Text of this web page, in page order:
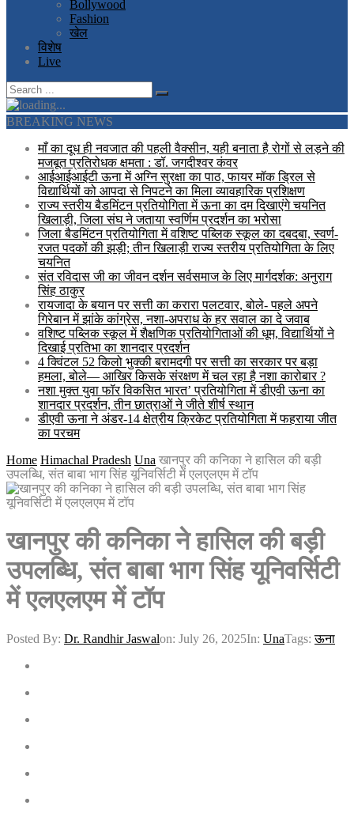
Bollywood
Fashion
खेल
विशेष
Live
BREAKING NEWS
माँ का दूध ही नवजात की पहली वैक्सीन, यही बनाता है रोगों से लड़ने की
मजबूत प्रतिरोधक क्षमता : डॉ. जगदीश्वर कंवर
आईआईआईटी ऊना में अग्नि सुरक्षा का पाठ, फायर मॉक ड्रिल से
विद्यार्थियों को आपदा से निपटने का मिला व्यावहारिक प्रशिक्षण
राज्य स्तरीय बैडमिंटन प्रतियोगिता में ऊना का दम दिखाएंगे चयनित
खिलाड़ी, जिला संघ ने जताया स्वर्णिम प्रदर्शन का भरोसा
जिला बैडमिंटन प्रतियोगिता में वशिष्ट पब्लिक स्कूल का दबदबा, स्वर्ण-
रजत पदकों की झड़ी; तीन खिलाड़ी राज्य स्तरीय प्रतियोगिता के लिए
चयनित
संत रविदास जी का जीवन दर्शन सर्वसमाज के लिए मार्गदर्शक: अनुराग
सिंह ठाकुर
रायजादा के बयान पर सत्ती का करारा पलटवार, बोले- पहले अपने
गिरेबान में झांके कांग्रेस, नशा-अपराध के हर सवाल का दे जवाब
वशिष्ट पब्लिक स्कूल में शैक्षणिक प्रतियोगिताओं की धूम, विद्यार्थियों ने
दिखाई प्रतिभा का शानदार प्रदर्शन
4 क्विंटल 52 किलो भुक्की बरामदगी पर सत्ती का सरकार पर बड़ा
हमला, बोले— आखिर किसके संरक्षण में चल रहा है नशा कारोबार ?
नशा मुक्त युवा फॉर विकसित भारत’ प्रतियोगिता में डीएवी ऊना का
शानदार प्रदर्शन, तीन छात्राओं ने जीते शीर्ष स्थान
डीएवी ऊना ने अंडर-14 क्षेत्रीय क्रिकेट प्रतियोगिता में फहराया जीत
का परचम
Home Himachal Pradesh Una खानपुर की कनिका ने हासिल की बड़ी
उपलब्धि, संत बाबा भाग सिंह यूनिवर्सिटी में एलएलएम में टॉप
खानपुर की कनिका ने हासिल की बड़ी
उपलब्धि, संत बाबा भाग सिंह यूनिवर्सिटी
में एलएलएम में टॉप
Posted By: Dr. Randhir Jaswalon: July 26, 2025In: UnaTags:ऊना